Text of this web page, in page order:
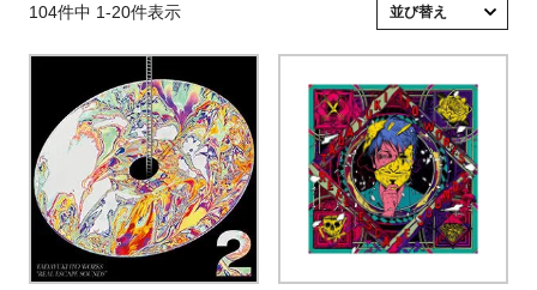
並び替え
104件中 1-20件表示